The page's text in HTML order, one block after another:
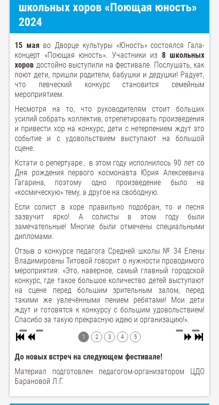
школьных хоров «Поющая юность»
2024
15 мая во Дворце культуры «Юность» состоялся Гала-
концерт «Поющая юность». Участники из 8 школьных
хоров достойно выступили на фестивале. Послушать, как
поют дети, пришли родители, бабушки и дедушки! Радует,
что певческий конкурс становится семейным
мероприятием.
Несмотря на то, что руководителям стоит больших
усилий собрать коллектив, отрепетировать произведения
и привести хор на конкурс, дети с нетерпением ждут это
событие и с удовольствием выступают на большой
сцене.
Кстати о репертуаре… в этом году исполнилось 90 лет со
Дня рождения первого космонавта Юрия Алексеевича
Гагарина, поэтому одно произведение было на
«космическую» тему, а другое на свободную.
Если солист в хоре правильно подобран, то и песня
зазвучит ярко! А солисты в этом году были
замечательные! Многие были отмечены специальными
дипломами.
Отзыв о конкурсе педагога Средней школы № 34 Елены
Владимировны Титовой говорит о нужности проводимого
мероприятия: «Это, наверное, самый главный городской
конкурс, где такое большое количество детей выступают
на сцене перед большим зрительным залом, перед
такими же увлечёнными пением ребятами! Мои дети
ждут и готовятся к конкурсу с большим удовольствием!
Спасибо за такую прекрасную идею и организацию!».
1 2 3 4 5
До новых встреч на следующем фестивале!
Материал подготовлен педагогом-организатором ЦДО
Барановой Л.Г.